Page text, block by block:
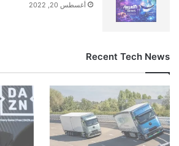
أغسطس 20, 2022
Recent Tech News